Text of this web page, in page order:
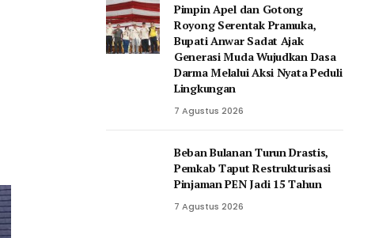
Pimpin Apel dan Gotong
Royong Serentak Pramuka,
Bupati Anwar Sadat Ajak
Generasi Muda Wujudkan Dasa
Darma Melalui Aksi Nyata Peduli
Lingkungan
7 Agustus 2026
Beban Bulanan Turun Drastis,
Pemkab Taput Restrukturisasi
Pinjaman PEN Jadi 15 Tahun‎
7 Agustus 2026